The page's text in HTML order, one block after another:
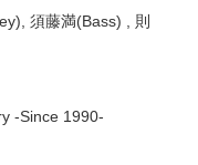
須藤満(Bass) , 則
-Since 1990-